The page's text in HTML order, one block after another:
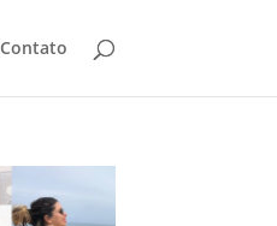
Contato